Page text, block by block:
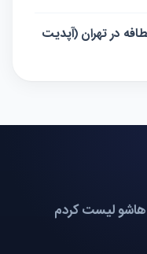
در تهران (آپدیت
هاشو لیست کردم